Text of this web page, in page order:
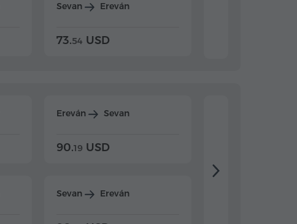
Sevan Ereván
73.54 USD
Ereván Sevan
90.19 USD
Sevan Ereván